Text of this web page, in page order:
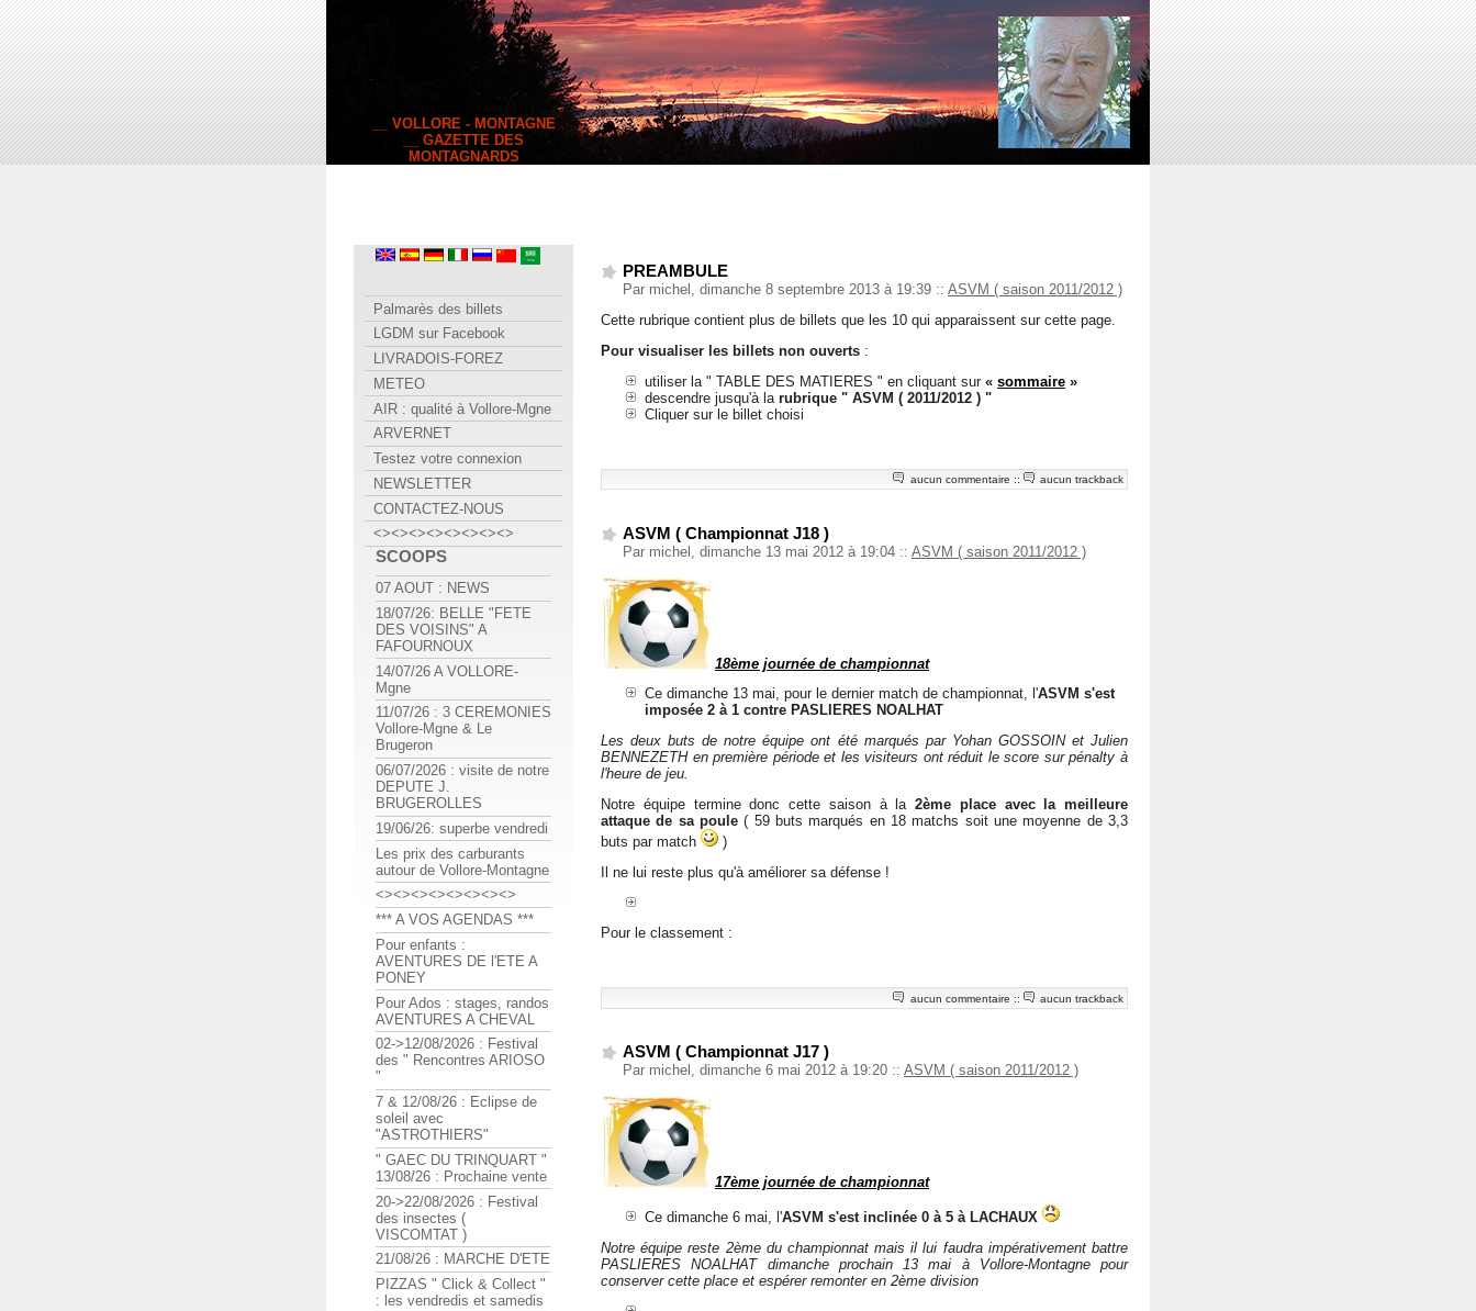
__ VOLLORE - MONTAGNE
__ GAZETTE DES
MONTAGNARDS
PREAMBULE
Par michel, dimanche 8 septembre 2013 à 19:39 :: ASVM ( saison 2011/2012 )
Cette rubrique contient plus de billets que les 10 qui apparaissent sur cette page.
Pour visualiser les billets non ouverts :
utiliser la " TABLE DES MATIERES " en cliquant sur « sommaire »
descendre jusqu'à la rubrique " ASVM ( 2011/2012 ) "
Cliquer sur le billet choisi
aucun commentaire :: aucun trackback
ASVM ( Championnat J18 )
Par michel, dimanche 13 mai 2012 à 19:04 :: ASVM ( saison 2011/2012 )
18ème journée de championnat
Ce dimanche 13 mai, pour le dernier match de championnat, l'ASVM s'est
imposée 2 à 1 contre PASLIERES NOALHAT
Les deux buts de notre équipe ont été marqués par Yohan GOSSOIN et Julien
BENNEZETH en première période et les visiteurs ont réduit le score sur pénalty à
l'heure de jeu.
Notre équipe termine donc cette saison à la 2ème place avec la meilleure
attaque de sa poule ( 59 buts marqués en 18 matchs soit une moyenne de 3,3
buts par match
)
Il ne lui reste plus qu'à améliorer sa défense !
Pour le classement :
aucun commentaire :: aucun trackback
ASVM ( Championnat J17 )
Par michel, dimanche 6 mai 2012 à 19:20 :: ASVM ( saison 2011/2012 )
17ème journée de championnat
Ce dimanche 6 mai, l'ASVM s'est inclinée 0 à 5 à LACHAUX
Notre équipe reste 2ème du championnat mais il lui faudra impérativement battre
PASLIERES NOALHAT dimanche prochain 13 mai à Vollore-Montagne pour
conserver cette place et espérer remonter en 2ème division
Palmarès des billets
LGDM sur Facebook
LIVRADOIS-FOREZ
METEO
AIR : qualité à Vollore-Mgne
ARVERNET
Testez votre connexion
NEWSLETTER
CONTACTEZ-NOUS
<><><><><><><><>
SCOOPS
07 AOUT : NEWS
18/07/26: BELLE "FETE
DES VOISINS" A
FAFOURNOUX
14/07/26 A VOLLORE-
Mgne
11/07/26 : 3 CEREMONIES
Vollore-Mgne & Le
Brugeron
06/07/2026 : visite de notre
DEPUTE J.
BRUGEROLLES
19/06/26: superbe vendredi
Les prix des carburants
autour de Vollore-Montagne
<><><><><><><><>
*** A VOS AGENDAS ***
Pour enfants :
AVENTURES DE l'ETE A
PONEY
Pour Ados : stages, randos
AVENTURES A CHEVAL
02->12/08/2026 : Festival
des " Rencontres ARIOSO
"
7 & 12/08/26 : Eclipse de
soleil avec
"ASTROTHIERS"
" GAEC DU TRINQUART "
13/08/26 : Prochaine vente
20->22/08/2026 : Festival
des insectes (
VISCOMTAT )
21/08/26 : MARCHE D'ETE
PIZZAS " Click & Collect "
: les vendredis et samedis